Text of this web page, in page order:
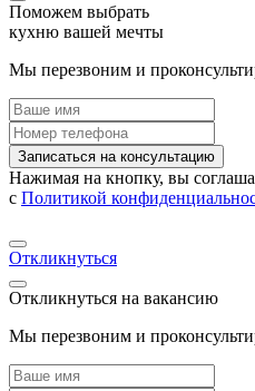
Поможем выбрать
кухню вашей мечты
Мы перезвоним и
Записаться на консультацию
Нажимая на кнопку, вы
с Политикой
Откликнуться
Откликнуться на вакансию
Мы перезвоним и